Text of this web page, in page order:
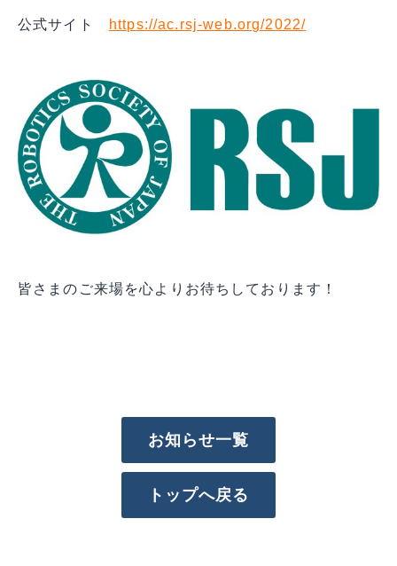
公式サイト https://ac.rsj-web.org/2022/
皆さまのご来場を心よりお待ちしております！
お知らせ一覧
トップへ戻る